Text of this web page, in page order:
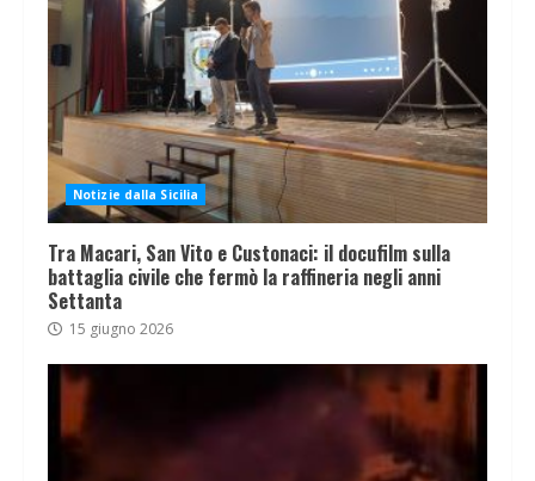
Notizie dalla Sicilia
Tra Macari, San Vito e Custonaci: il docufilm sulla
battaglia civile che fermò la raffineria negli anni
Settanta
15 giugno 2026